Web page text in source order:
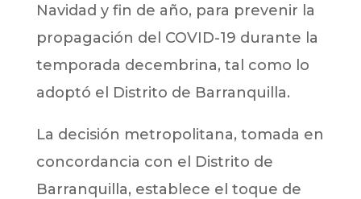
Navidad y fin de año, para prevenir la
propagación del COVID-19 durante la
temporada decembrina, tal como lo
adoptó el Distrito de Barranquilla.
La decisión metropolitana, tomada en
concordancia con el Distrito de
Barranquilla, establece el toque de